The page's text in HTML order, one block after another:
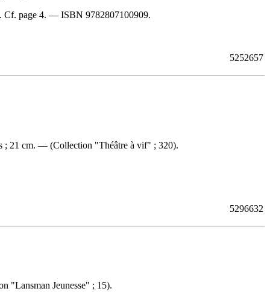
Cf. page 4. — ISBN 9782807100909.
5252657
; 21 cm. — (Collection "Théâtre à vif" ; 320).
5296632
"Lansman Jeunesse" ; 15).